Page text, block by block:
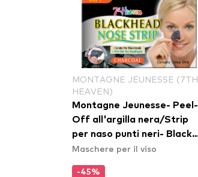
MONTAGNE JEUNESSE (7TH
HEAVEN)
Montagne Jeunesse- Peel-
Off all'argilla nera/Strip
per naso punti neri- Black
Clay Peel-Off / Blackhead
Maschere per il viso
-45%